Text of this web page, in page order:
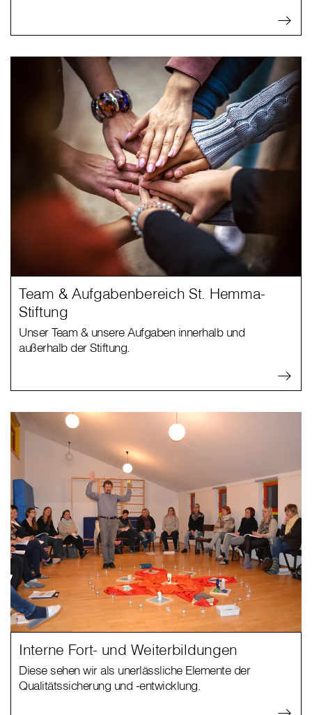
Team & Aufgabenbereich St. Hemma-
Stiftung
Unser Team & unsere Aufgaben innerhalb und
außerhalb der Stiftung.
Interne Fort- und Weiterbildungen
Diese sehen wir als unerlässliche Elemente der
Qualitätssicherung und -entwicklung.